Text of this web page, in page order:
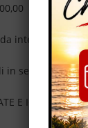
da intendersi
sede, non
E